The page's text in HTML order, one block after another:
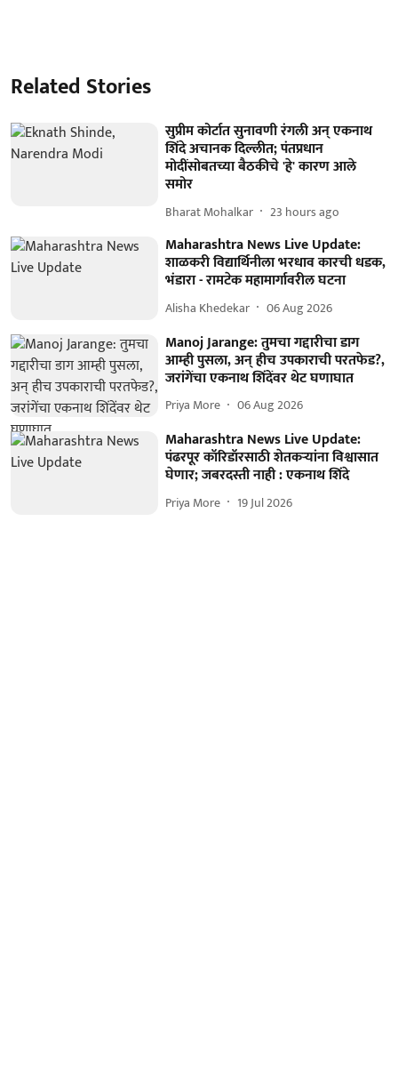
Related Stories
सुप्रीम कोर्टात सुनावणी रंगली अन् एकनाथ
शिंदे अचानक दिल्लीत; पंतप्रधान
मोदींसोबतच्या बैठकीचे 'हे' कारण आले
समोर
Bharat Mohalkar 23 hours ago
Maharashtra News Live Update:
शाळकरी विद्यार्थिनीला भरधाव कारची धडक,
भंडारा - रामटेक महामार्गावरील घटना
Alisha Khedekar 06 Aug 2026
Manoj Jarange: तुमचा गद्दारीचा डाग
आम्ही पुसला, अन् हीच उपकाराची परतफेड?,
जरांगेंचा एकनाथ शिंदेंवर थेट घणाघात
Priya More 06 Aug 2026
Maharashtra News Live Update:
पंढरपूर कॉरिडॉरसाठी शेतकऱ्यांना विश्वासात
घेणार; जबरदस्ती नाही : एकनाथ शिंदे
Priya More 19 Jul 2026